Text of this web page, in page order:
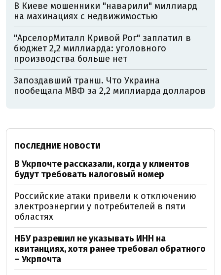
В Киеве мошенники "наварили" миллиард
на махинациях с недвижимостью
"АрселорМиталл Кривой Рог" заплатил в
бюджет 2,2 миллиарда: уголовного
производства больше нет
Запоздавший транш. Что Украина
пообещала МВФ за 2,2 миллиарда долларов
ПОСЛЕДНИЕ НОВОСТИ
В Укрпочте рассказали, когда у клиентов
будут требовать налоговый номер
Российские атаки привели к отключению
электроэнергии у потребителей в пяти
областях
НБУ разрешил не указывать ИНН на
квитанциях, хотя ранее требовал обратного
– Укрпочта